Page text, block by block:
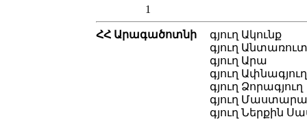
1
ՀՀ Արագածոտնի
գյուղ Ակունք
գյուղ Անտառուտ
գյուղ Արա
գյուղ Ափնագյուղ
գյուղ Ձորագյուղ
գյուղ Մաստարա
գյուղ Ներքին